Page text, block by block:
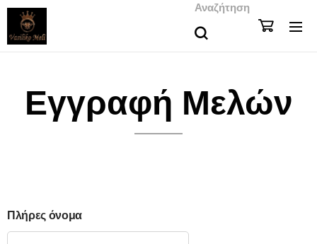
Αναζήτηση
Εγγραφή Μελών
Πλήρες όνομα